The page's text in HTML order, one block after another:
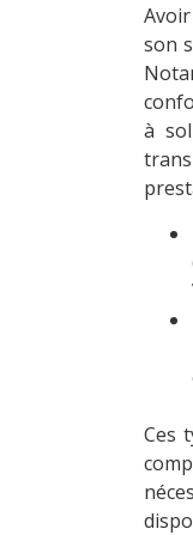
son
à
Ces